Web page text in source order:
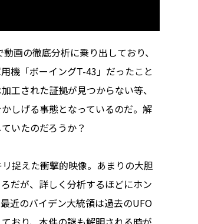
画の徹底分析に乗り出しており、
機「ボーイングT-43」だったこと
工された証拠が見つからない等、
しげる事態となっているのだ。解
いたのだろうか？
捉えた衝撃的映像。あまりの大胆
だが、詳しく分析するほどにホン
近のバイデン大統領は過去のUFO